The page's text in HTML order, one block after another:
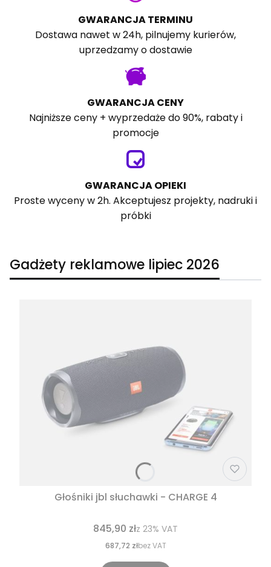
GWARANCJA TERMINU
Dostawa nawet w 24h, pilnujemy kurierów,
uprzedzamy o dostawie
GWARANCJA CENY
Najniższe ceny + wyprzedaże do 90%, rabaty i
promocje
GWARANCJA OPIEKI
Proste wyceny w 2h. Akceptujesz projekty, nadruki i
próbki
Gadżety reklamowe lipiec 2026
Głośniki jbl słuchawki - CHARGE 4
845,90 złz 23% VAT
687,72 złbez VAT